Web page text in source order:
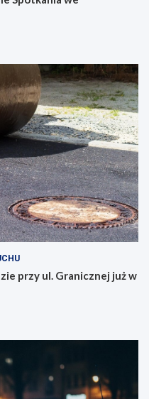
przy ul. Granicznej już w